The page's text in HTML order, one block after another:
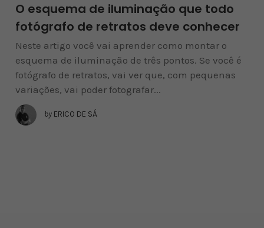
O esquema de iluminação que todo
fotógrafo de retratos deve conhecer
Neste artigo você vai aprender como montar o
esquema de iluminação de três pontos. Se você é
fotógrafo de retratos, vai ver que, com pequenas
variações, vai poder fotografar...
by ERICO DE SÁ